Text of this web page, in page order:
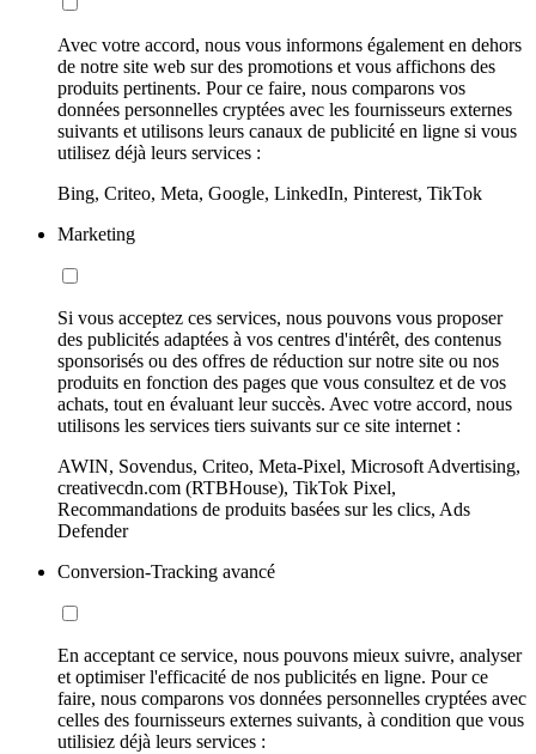
Avec votre accord, nous vous informons également en dehors
de notre site web sur des promotions et vous affichons des
produits pertinents. Pour ce faire, nous comparons vos
données personnelles cryptées avec les fournisseurs externes
suivants et utilisons leurs canaux de publicité en ligne si vous
utilisez déjà leurs services :
Bing, Criteo, Meta, Google, LinkedIn, Pinterest, TikTok
Marketing
Si vous acceptez ces services, nous pouvons vous proposer
des publicités adaptées à vos centres d'intérêt, des contenus
sponsorisés ou des offres de réduction sur notre site ou nos
produits en fonction des pages que vous consultez et de vos
achats, tout en évaluant leur succès. Avec votre accord, nous
utilisons les services tiers suivants sur ce site internet :
AWIN, Sovendus, Criteo, Meta-Pixel, Microsoft Advertising,
creativecdn.com (RTBHouse), TikTok Pixel,
Recommandations de produits basées sur les clics, Ads
Defender
Conversion-Tracking avancé
En acceptant ce service, nous pouvons mieux suivre, analyser
et optimiser l'efficacité de nos publicités en ligne. Pour ce
faire, nous comparons vos données personnelles cryptées avec
celles des fournisseurs externes suivants, à condition que vous
utilisiez déjà leurs services :